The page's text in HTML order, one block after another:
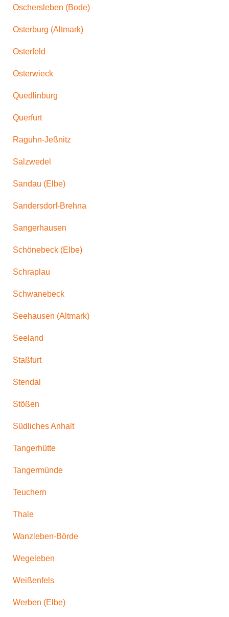
Oschersleben (Bode)
Osterburg (Altmark)
Osterfeld
Osterwieck
Quedlinburg
Querfurt
Raguhn-Jeßnitz
Salzwedel
Sandau (Elbe)
Sandersdorf-Brehna
Sangerhausen
Schönebeck (Elbe)
Schraplau
Schwanebeck
Seehausen (Altmark)
Seeland
Staßfurt
Stendal
Stößen
Südliches Anhalt
Tangerhütte
Tangermünde
Teuchern
Thale
Wanzleben-Börde
Wegeleben
Weißenfels
Werben (Elbe)